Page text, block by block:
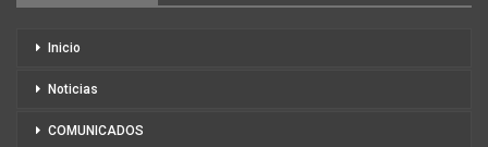
Inicio
Noticias
COMUNICADOS